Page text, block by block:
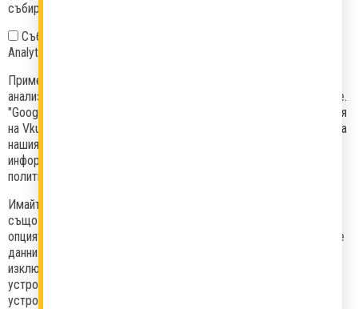
събиране на статистическа информация.
Събиране на статистическа информация (напр. Google
Analytics)
Пример: Google Analytics използва бисквитки за изготвяне на
анализи, свързани с използването на уебсайта от потребителите.
"Google" използва получените статистически данни и предоставя
на Vkusnotiiki.bg информация, свързана с начина на използване на
нашия сайт от потребителите. Споделената статистическа
информация не съдържа никакви лични данни, като е обект на
политиката за конфиденциалност на Google, Inc.
Имайте в предвид, че за изключване на бисквитките по-горе
също използваме бисквитки (optout_cookies), и ако изберете
опцията по горе съответната бисквитка за обработка на личните
данни и функционалностите за рекламиране ще бъдат
изключени, докато нашите бисквитки се съхраняват на вашето
устройство за 6 месеца. Деактивирането важи само за
устройството, за което е изключено.